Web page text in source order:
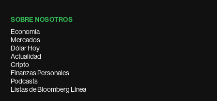
SOBRE NOSOTROS
Economía
Mercados
Dólar Hoy
Actualidad
Cripto
Finanzas Personales
Podcasts
Listas de Bloomberg Línea